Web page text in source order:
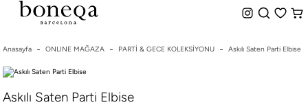
%50 ye Varan İndirim Hemen Teslim Seçeneği
Anasayfa ONLINE MAĞAZA PARTİ & GECE KOLEKSİYONU Askılı Saten Parti Elbise
Askılı Saten Parti Elbise
26 SS İLKBAHAR-YAZ
25/26 SONBAHAR-KIŞ